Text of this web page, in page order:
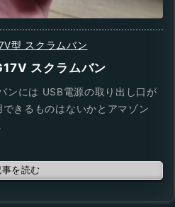
型 スクラムバン
スクラムバン
ンには USB電源の取り出し口が
できるものはないかとアマゾン
を読む